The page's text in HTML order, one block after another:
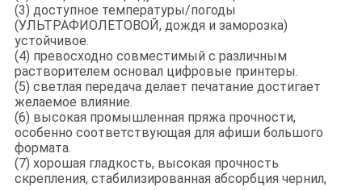
(3) доступное температуры/погоды
(УЛЬТРАФИОЛЕТОВОЙ, дождя и заморозка)
устойчивое.
(4) превосходно совместимый с различным
растворителем основал цифровые принтеры.
(5) светлая передача делает печатание достигает
желаемое влияние.
(6) высокая промышленная пряжа прочности,
особенно соответствующая для афиши большого
формата.
(7) хорошая гладкость, высокая прочность
скрепления, стабилизированная абсорбция чернил,